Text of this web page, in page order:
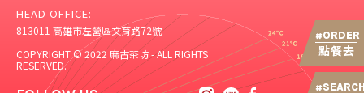
#ORDER
點餐去
#
HEAD OFFICE:
813011 高雄市左營區文育路72號
COPYRIGHT © 2022 麻古茶坊 - ALL RIGHTS
RESERVED.